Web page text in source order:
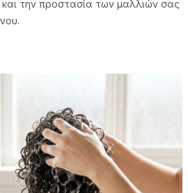
την προστασία των μαλλιών σας